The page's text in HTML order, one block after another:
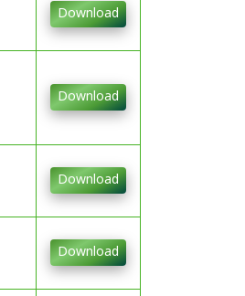
Download
Download
Download
Download